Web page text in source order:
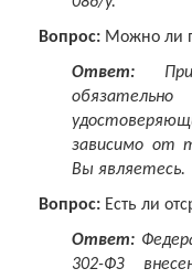
Вопрос: Можно ли
Ответ: При
зависимо от
Вы являетесь.
Вопрос: Есть ли
Ответ:
302-ФЗ